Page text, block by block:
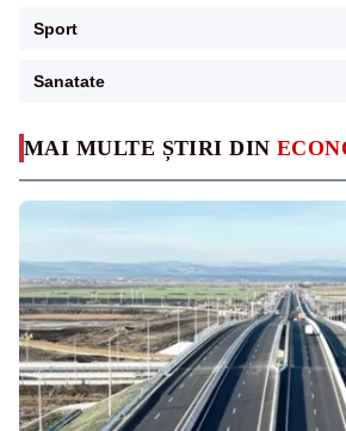
MAI MULTE ȘTIRI DIN
Sport
Sanatate